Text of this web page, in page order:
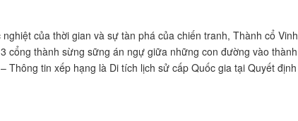
của thời gian và sự tàn phá của chiến tranh, Thành cổ Vinh
cổng thành sừng sững án ngự giữa những con đường vào thành
Thông tin xếp hạng là Di tích lịch sử cấp Quốc gia tại Quyết định